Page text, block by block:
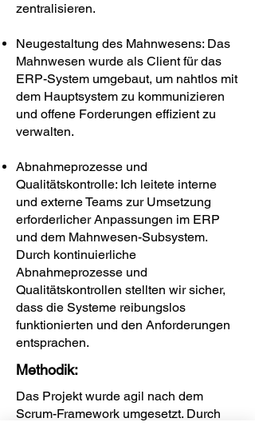
zentralisieren.
Neugestaltung des Mahnwesens: Das
Mahnwesen wurde als Client für das
ERP-System umgebaut, um nahtlos mit
dem Hauptsystem zu kommunizieren
und offene Forderungen effizient zu
verwalten.
Abnahmeprozesse und
Qualitätskontrolle: Ich leitete interne
und externe Teams zur Umsetzung
erforderlicher Anpassungen im ERP
und dem Mahnwesen-Subsystem.
Durch kontinuierliche
Abnahmeprozesse und
Qualitätskontrollen stellten wir sicher,
dass die Systeme reibungslos
funktionierten und den Anforderungen
entsprachen.
Methodik:
Das Projekt wurde agil nach dem
Scrum-Framework umgesetzt. Durch